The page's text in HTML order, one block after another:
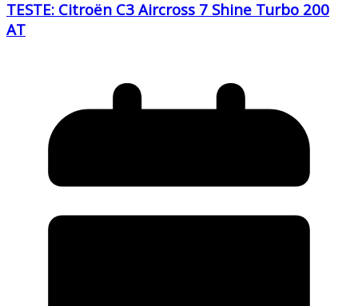
TESTE: Citroën C3 Aircross 7 Shine Turbo 200
AT